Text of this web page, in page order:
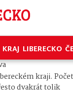
KRAJ LIBERECKO
kraji.
dvakrát tolik